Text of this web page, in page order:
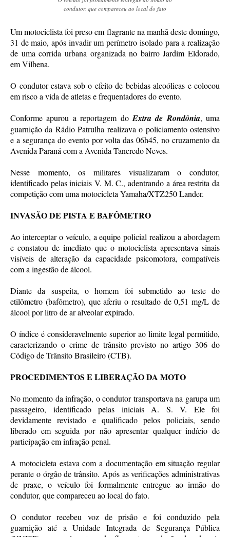
condutor, que compareceu ao local do fato
Um motociclista foi preso em flagrante na manhã deste domingo,
31 de maio, após invadir um perímetro isolado para a realização
de uma corrida urbana organizada no bairro Jardim Eldorado,
em Vilhena.
O condutor estava sob o efeito de bebidas alcoólicas e colocou
em risco a vida de atletas e frequentadores do evento.
Conforme apurou a reportagem do Extra de Rondônia, uma
guarnição da Rádio Patrulha realizava o policiamento ostensivo
e a segurança do evento por volta das 06h45, no cruzamento da
Avenida Paraná com a Avenida Tancredo Neves.
Nesse momento, os militares visualizaram o condutor,
identificado pelas iniciais V. M. C., adentrando a área restrita da
competição com uma motocicleta Yamaha/XTZ250 Lander.
INVASÃO DE PISTA E BAFÔMETRO
Ao interceptar o veículo, a equipe policial realizou a abordagem
e constatou de imediato que o motociclista apresentava sinais
visíveis de alteração da capacidade psicomotora, compatíveis
com a ingestão de álcool.
Diante da suspeita, o homem foi submetido ao teste do
etilômetro (bafômetro), que aferiu o resultado de 0,51 mg/L de
álcool por litro de ar alveolar expirado.
O índice é consideravelmente superior ao limite legal permitido,
caracterizando o crime de trânsito previsto no artigo 306 do
Código de Trânsito Brasileiro (CTB).
PROCEDIMENTOS E LIBERAÇÃO DA MOTO
No momento da infração, o condutor transportava na garupa um
passageiro, identificado pelas iniciais A. S. V. Ele foi
devidamente revistado e qualificado pelos policiais, sendo
liberado em seguida por não apresentar qualquer indício de
participação em infração penal.
A motocicleta estava com a documentação em situação regular
perante o órgão de trânsito. Após as verificações administrativas
de praxe, o veículo foi formalmente entregue ao irmão do
condutor, que compareceu ao local do fato.
O condutor recebeu voz de prisão e foi conduzido pela
guarnição até a Unidade Integrada de Segurança Pública